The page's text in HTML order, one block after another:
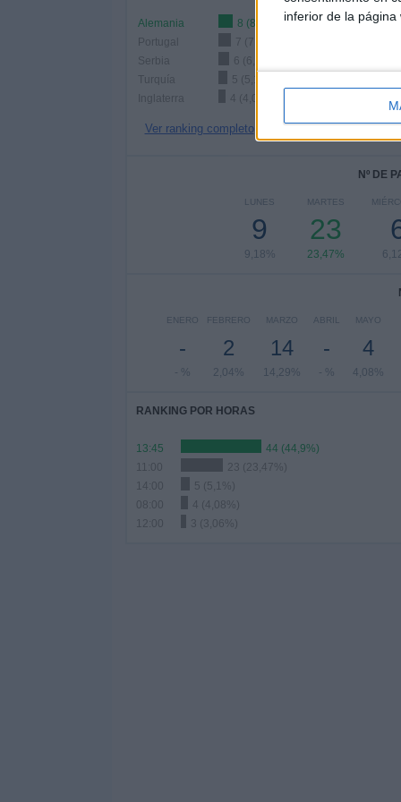
inferior de la página
Alemania
8 (8,16%)
Portugal
7 (7,14%)
Serbia
6 (6,12%)
Turquía
5 (5,1%)
Inglaterra
4 (4,08%)
Ver ranking completo
Nº DE
LUNES
9
9,18%
MARTES
23
23,47%
ENERO
-
- %
FEBRERO
2
2,04%
MARZO
14
14,29%
ABRIL
-
- %
MAYO
4
4,08%
RANKING POR HORAS
13:45
44 (44,9%)
23 (23,47%)
5 (5,1%)
08:00
4 (4,08%)
12:00
3 (3,06%)